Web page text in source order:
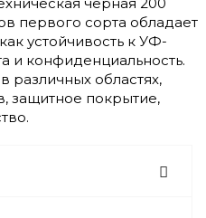
первого сорта обладает
устойчивость к УФ-
и конфиденциальность.
различных областях,
защитное покрытие,